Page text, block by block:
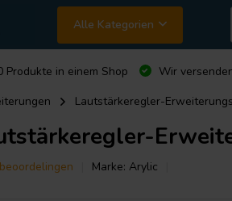
Alle Kategorien
Produkte in einem Shop Wir
Lautstärkeregler-
Marke: Arylic